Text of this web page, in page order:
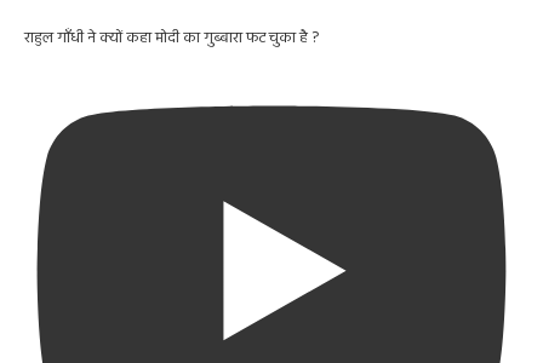
राहुल गाँधी ने क्यों कहा मोदी का गुब्बारा फट चुका है ?